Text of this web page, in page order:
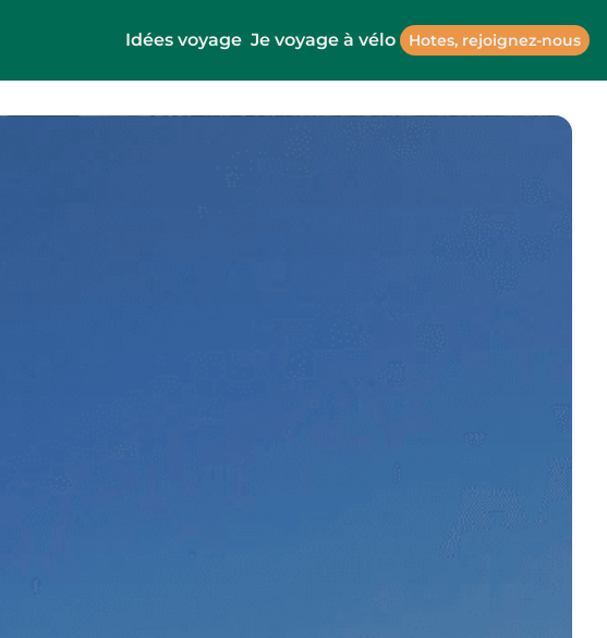
Idées voyage Je voyage à vélo Hotes, rejoignez-nous